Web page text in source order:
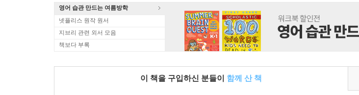
영어 습관 만드는 여름방학
넷플리스 원작 원서
지브리 관련 외서 모음
책보다 부록
이 책을 구입하신 분들이 함께 산 책